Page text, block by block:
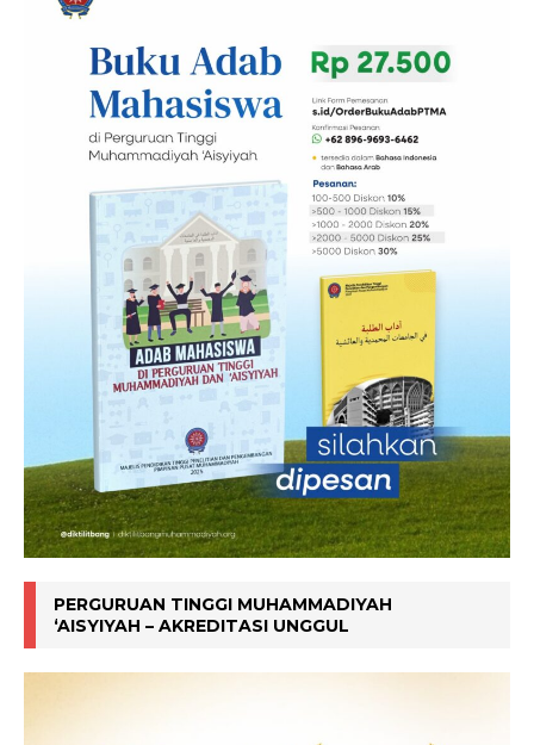
PERGURUAN TINGGI MUHAMMADIYAH
‘AISYIYAH – AKREDITASI UNGGUL